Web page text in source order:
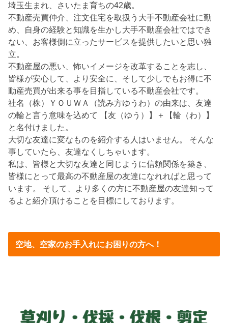
埼玉生まれ、さいたま育ちの42歳。
不動産売買仲介、注文住宅を取扱う大手不動産会社に勤
め、自身の経験と知識を生かし大手不動産会社ではでき
ない、お客様側に立ったサービスを提供したいと思い独
立。
不動産屋の悪い、怖いイメージを改革することを志し、
皆様が安心して、より安全に、そして少しでもお得に不
動産売買が出来る事を目指している不動産会社です。
社名（株）ＹＯＵＷＡ（読み方ゆうわ）の由来は、友達
の輪と言う意味を込めて 【友（ゆう）】＋【輪（わ）】
と名付けました。
大切な友達に変なものを紹介する人はいません。 そんな
事していたら、友達なくしちゃいます。
私は、皆様と大切な友達と同じように信頼関係を築き、
皆様にとって最高の不動産屋の友達になれればと思って
います。 そして、より多くの方に不動産屋の友達知って
るよと紹介頂けることを目標にしております。
空地、空家のお手入れにお困りの方へ！